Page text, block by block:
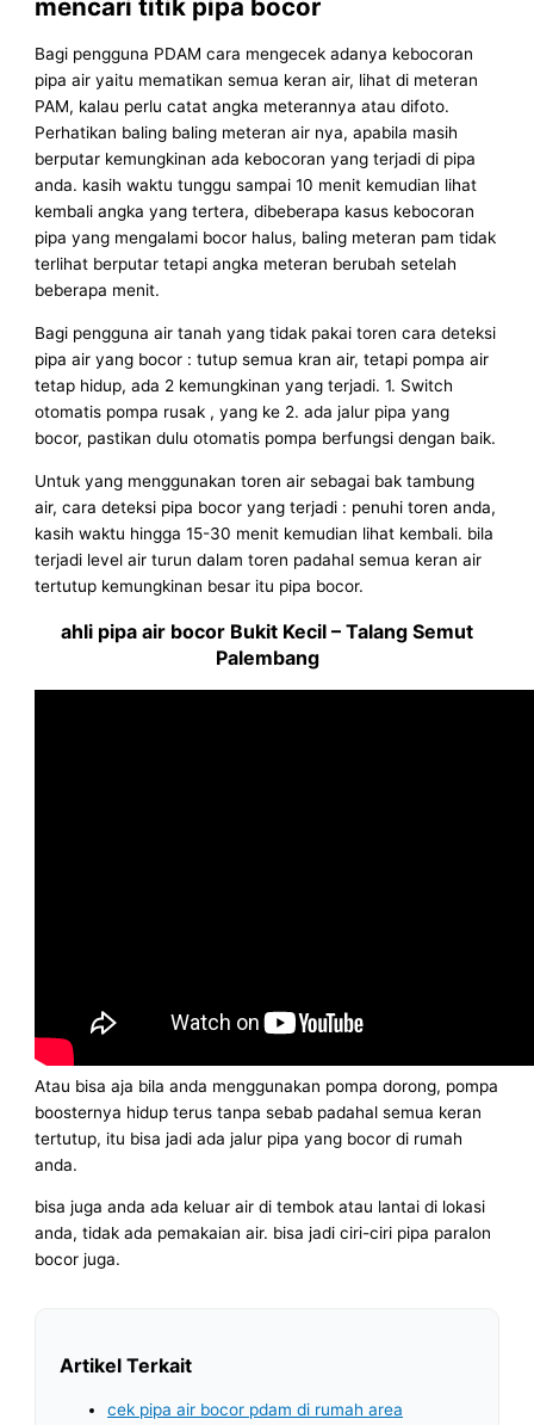
mencari titik pipa bocor
Bagi pengguna PDAM cara mengecek adanya kebocoran
pipa air yaitu mematikan semua keran air, lihat di meteran
PAM, kalau perlu catat angka meterannya atau difoto.
Perhatikan baling baling meteran air nya, apabila masih
berputar kemungkinan ada kebocoran yang terjadi di pipa
anda. kasih waktu tunggu sampai 10 menit kemudian lihat
kembali angka yang tertera, dibeberapa kasus kebocoran
pipa yang mengalami bocor halus, baling meteran pam tidak
terlihat berputar tetapi angka meteran berubah setelah
beberapa menit.
Bagi pengguna air tanah yang tidak pakai toren cara deteksi
pipa air yang bocor : tutup semua kran air, tetapi pompa air
tetap hidup, ada 2 kemungkinan yang terjadi. 1. Switch
otomatis pompa rusak , yang ke 2. ada jalur pipa yang
bocor, pastikan dulu otomatis pompa berfungsi dengan baik.
Untuk yang menggunakan toren air sebagai bak tambung
air, cara deteksi pipa bocor yang terjadi : penuhi toren anda,
kasih waktu hingga 15-30 menit kemudian lihat kembali. bila
terjadi level air turun dalam toren padahal semua keran air
tertutup kemungkinan besar itu pipa bocor.
ahli pipa air bocor Bukit Kecil – Talang Semut
Palembang
Atau bisa aja bila anda menggunakan pompa dorong, pompa
boosternya hidup terus tanpa sebab padahal semua keran
tertutup, itu bisa jadi ada jalur pipa yang bocor di rumah
anda.
bisa juga anda ada keluar air di tembok atau lantai di lokasi
anda, tidak ada pemakaian air. bisa jadi ciri-ciri pipa paralon
bocor juga.
Artikel Terkait
cek pipa air bocor pdam di rumah area